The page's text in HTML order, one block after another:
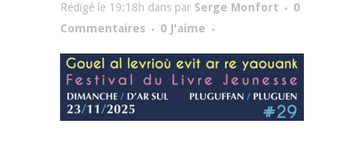
Rédigé le 19:18h dans par Serge Monfort
0
Commentaires
0 J'aime